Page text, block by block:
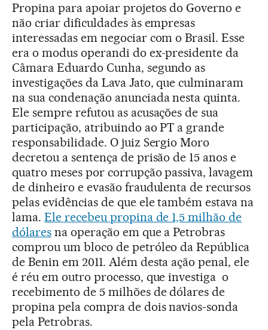
Propina para apoiar projetos do Governo e
não criar dificuldades às empresas
interessadas em negociar com o Brasil. Esse
era o modus operandi do ex-presidente da
Câmara Eduardo Cunha, segundo as
investigações da Lava Jato, que culminaram
na sua condenação anunciada nesta quinta.
Ele sempre refutou as acusações de sua
participação, atribuindo ao PT a grande
responsabilidade. O juiz Sergio Moro
decretou a sentença de prisão de 15 anos e
quatro meses por corrupção passiva, lavagem
de dinheiro e evasão fraudulenta de recursos
pelas evidências de que ele também estava na
lama. Ele recebeu propina de 1,5 milhão de
dólaresna operação em que a Petrobras
comprou um bloco de petróleo da República
de Benin em 2011. Além desta ação penal, ele
é réu em outro processo, que investiga o
recebimento de 5 milhões de dólares de
propina pela compra de dois navios-sonda
pela Petrobras.